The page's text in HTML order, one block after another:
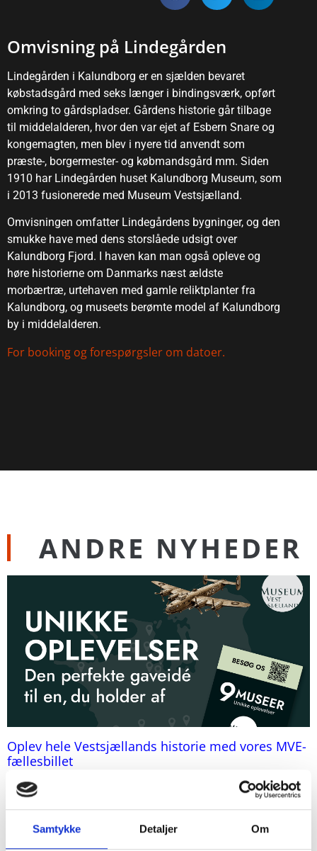
Samtykke Detaljer Om
Omvisning på Lindegården
Lindegården i Kalundborg er en sjælden bevaret
købstadsgård med seks længer i bindingsværk, opført
omkring to gårdspladser. Gårdens historie går tilbage
til middelalderen, hvor den var ejet af Esbern Snare og
kongemagten, men blev i nyere tid anvendt som
præste-, borgermester- og købmandsgård mm. Siden
1910 har Lindegården huset Kalundborg Museum, som
i 2013 fusionerede med Museum Vestsjælland.
Omvisningen omfatter Lindegårdens bygninger, og den
smukke have med dens storslåede udsigt over
Kalundborg Fjord. I haven kan man også opleve og
høre historierne om Danmarks næst ældste
morbærtræ, urtehaven med gamle reliktplanter fra
Kalundborg, og museets berømte model af Kalundborg
by i middelalderen.
For booking og forespørgsler om datoer.
ANDRE NYHEDER
Oplev hele Vestsjællands historie med vores MVE-
fællesbillet